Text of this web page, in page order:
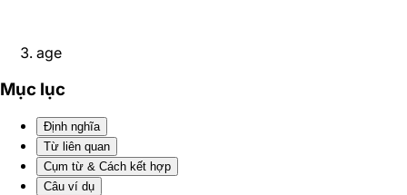
age
Mục lục
Định nghĩa
Từ liên quan
Cụm từ & Cách kết hợp
Câu ví dụ